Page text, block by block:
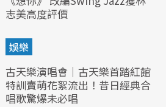
志美高度評價
娛樂
古天樂演唱會｜古天樂首踏紅館
特訓賣萌花絮流出！昔日經典合
唱歌驚爆未必唱